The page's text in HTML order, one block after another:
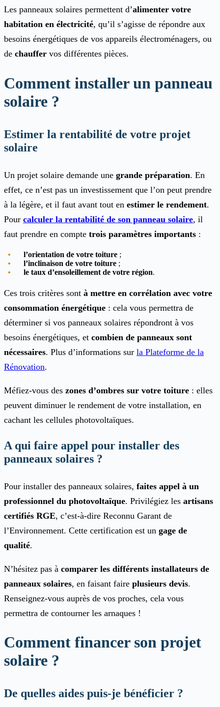
Les panneaux solaires permettent d’alimenter votre
habitation en électricité, qu’il s’agisse de répondre aux
besoins énergétiques de vos appareils électroménagers, ou
de chauffer vos différentes pièces.
Comment installer un panneau
solaire ?
Estimer la rentabilité de votre projet
solaire
Un projet solaire demande une grande préparation. En
effet, ce n’est pas un investissement que l’on peut prendre
à la légère, et il faut avant tout en estimer le rendement.
Pour calculer la rentabilité de son panneau solaire, il
faut prendre en compte trois paramètres importants :
l’orientation de votre toiture ;
l’inclinaison de votre toiture ;
le taux d’ensoleillement de votre région.
Ces trois critères sont à mettre en corrélation avec votre
consommation énergétique : cela vous permettra de
déterminer si vos panneaux solaires répondront à vos
besoins énergétiques, et combien de panneaux sont
nécessaires. Plus d’informations sur la Plateforme de la
Rénovation.
Méfiez-vous des zones d’ombres sur votre toiture : elles
peuvent diminuer le rendement de votre installation, en
cachant les cellules photovoltaïques.
A qui faire appel pour installer des
panneaux solaires ?
Pour installer des panneaux solaires, faites appel à un
professionnel du photovoltaïque. Privilégiez les artisans
certifiés RGE, c’est-à-dire Reconnu Garant de
l’Environnement. Cette certification est un gage de
qualité.
N’hésitez pas à comparer les différents installateurs de
panneaux solaires, en faisant faire plusieurs devis.
Renseignez-vous auprès de vos proches, cela vous
permettra de contourner les arnaques !
Comment financer son projet
solaire ?
De quelles aides puis-je bénéficier ?